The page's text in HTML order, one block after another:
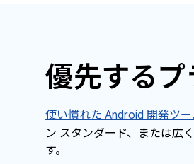
優先するプ
使い慣れた Android 開発ツー
ン スタンダード、または広
す。